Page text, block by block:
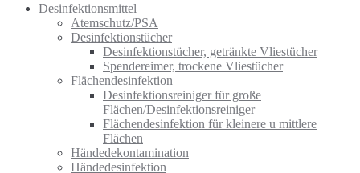
Desinfektionsmittel
Atemschutz/PSA
Desinfektionstücher
Desinfektionstücher, getränkte Vliestücher
Spendereimer, trockene Vliestücher
Flächendesinfektion
Desinfektionsreiniger für große
Flächen/Desinfektionsreiniger
Flächendesinfektion für kleinere u mittlere
Flächen
Händedekontamination
Händedesinfektion